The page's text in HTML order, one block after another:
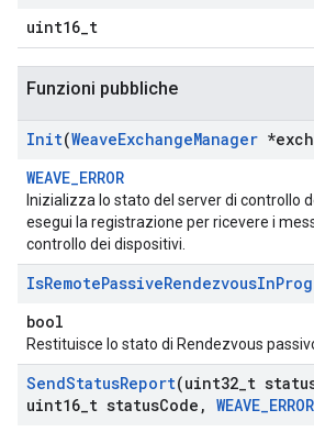
uint16_t
Funzioni pubbliche
Init(WeaveExchangeManager
WEAVE_ERROR
Inizializza lo stato del server di controllo
esegui la registrazione per ricevere i
controllo dei dispositivi.
IsRemotePassiveRendezvousIn
bool
Restituisce lo stato di Rendezvous
SendStatusReport(uint32 t
uint16 t statusCode , WEAVE_ERROR